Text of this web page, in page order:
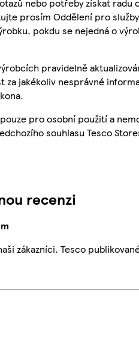
prosím Oddělení pro
pokdu se nejedná o
pravidelně
jakékoliv nesprávné
pro osobní použití a
souhlasu Tesco
recenzi
zákazníci. Tesco